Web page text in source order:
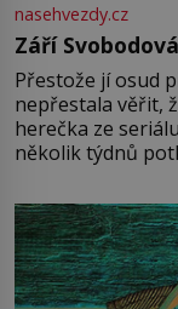
nasehvezdy.cz
Září
Přestože jí osud
nepřestala věřit, že
herečka ze
několik týdnů